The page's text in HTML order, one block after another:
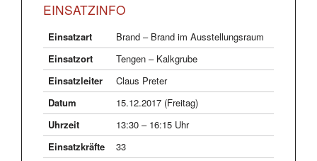
EINSATZINFO
Einsatzart
Brand – Brand im Ausstellungsraum
Einsatzort
Tengen – Kalkgrube
Einsatzleiter
Claus Preter
Datum
15.12.2017 (Freitag)
Uhrzeit
13:30 – 16:15 Uhr
Einsatzkräfte
33